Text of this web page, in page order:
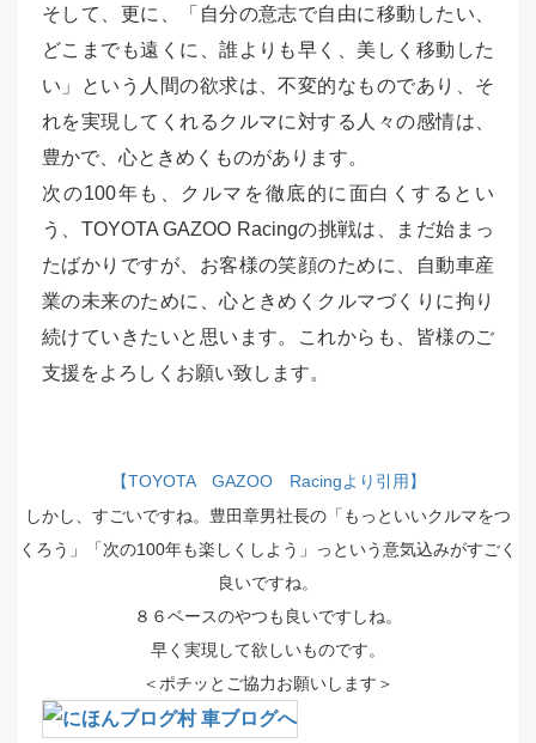
そして、更に、「自分の意志で自由に移動したい、
どこまでも遠くに、誰よりも早く、美しく移動した
い」という人間の欲求は、不変的なものであり、そ
れを実現してくれるクルマに対する人々の感情は、
豊かで、心ときめくものがあります。
次の100年も、クルマを徹底的に面白くするとい
う、TOYOTA GAZOO Racingの挑戦は、まだ始まっ
たばかりですが、お客様の笑顔のために、自動車産
業の未来のために、心ときめくクルマづくりに拘り
続けていきたいと思います。これからも、皆様のご
支援をよろしくお願い致します。
【TOYOTA GAZOO Racingより引用】
しかし、すごいですね。豊田章男社長の「もっといいクルマをつ
くろう」「次の100年も楽しくしよう」っという意気込みがすごく
良いですね。
８６ベースのやつも良いですしね。
早く実現して欲しいものです。
＜ポチッとご協力お願いします＞